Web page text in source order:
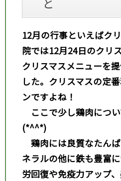
12月の行事といえばク
院では12月24日のクリ
クリスマスメニューを
した。クリスマスの定
ンですよね！
ここで少し鶏肉につ
(*^^*)
鶏肉には良質なたん
ネラルの他に鉄も豊富
労回復や免疫力アップ